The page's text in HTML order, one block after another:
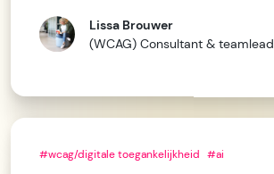
Lissa Brouwer
(WCAG) Consultant & teamlead
#wcag/digitale toegankelijkheid #ai